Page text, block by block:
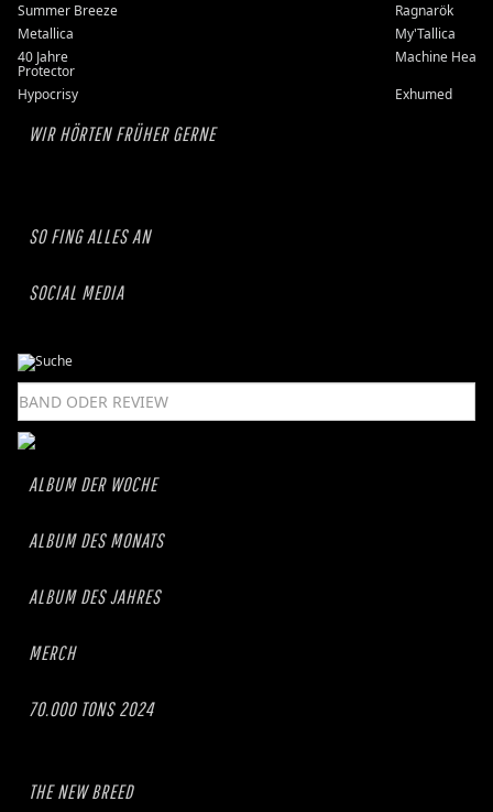
Summer Breeze
Ragnarök
Metallica
My'Tallica
40 Jahre
Protector
Machine Head
Hypocrisy
Exhumed
WIR HÖRTEN FRÜHER GERNE
SO FING ALLES AN
SOCIAL MEDIA
ALBUM DER WOCHE
ALBUM DES MONATS
ALBUM DES JAHRES
MERCH
70.000 TONS 2024
THE NEW BREED